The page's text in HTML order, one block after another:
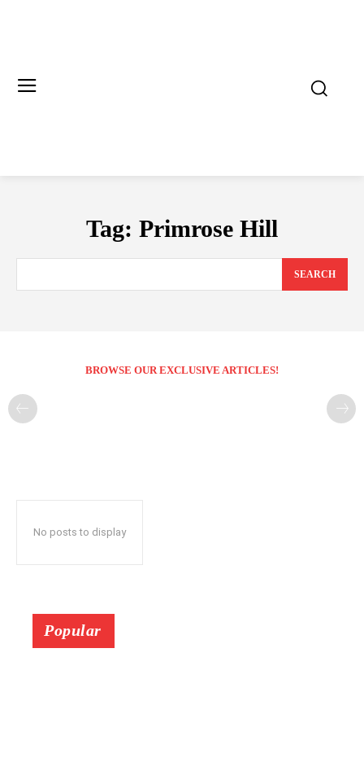
Tag: Primrose Hill
SEARCH
BROWSE OUR EXCLUSIVE ARTICLES!
No posts to display
Popular